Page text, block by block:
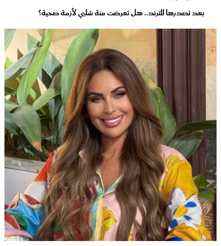
بعد تصدرها للترند.. هل تعرضت منة شلبي لأزمة صحية؟